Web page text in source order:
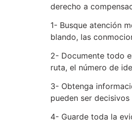
derecho a
1- Busque atención
blando, las
2- Documente todo
ruta, el número de
3- Obtenga
pueden ser
4- Guarde toda la